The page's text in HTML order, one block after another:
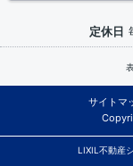
定休日
サイトマ
LIXIL不動産